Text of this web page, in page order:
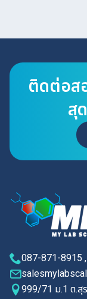
ติดต่อส
สุ
087-871-8915
999/71 ม.1 ต.สุ